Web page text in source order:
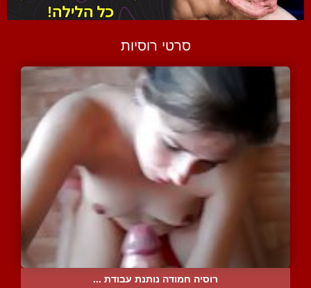
סרטי רוסיות
רוסיה חמודה נותנת עבודת ...